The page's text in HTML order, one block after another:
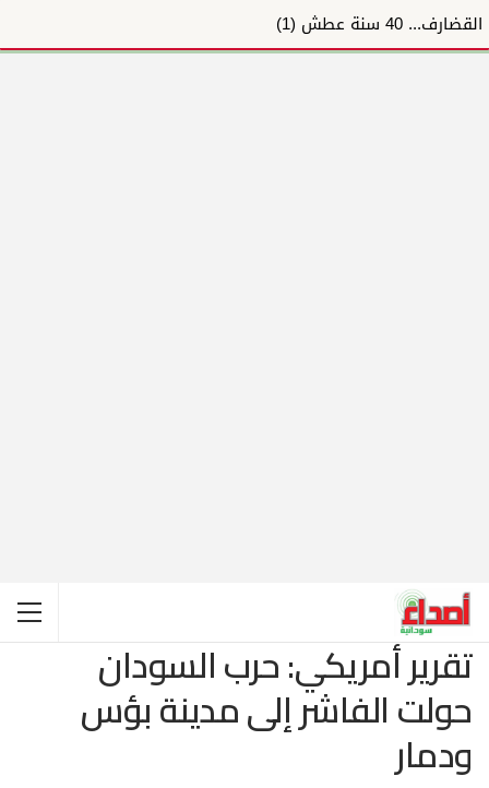
القضارف... 40 سنة عطش (1)
تقرير أمريكي: حرب السودان
حولت الفاشر إلى مدينة بؤس
ودمار